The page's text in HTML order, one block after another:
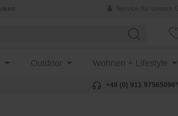
Outdoor Wohnen + Lifestyle
+49 (0) 911 97565096*